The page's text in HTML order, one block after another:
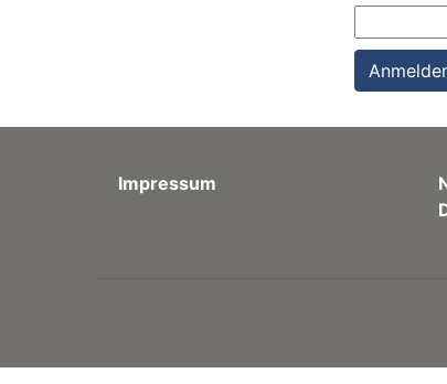
Impressum